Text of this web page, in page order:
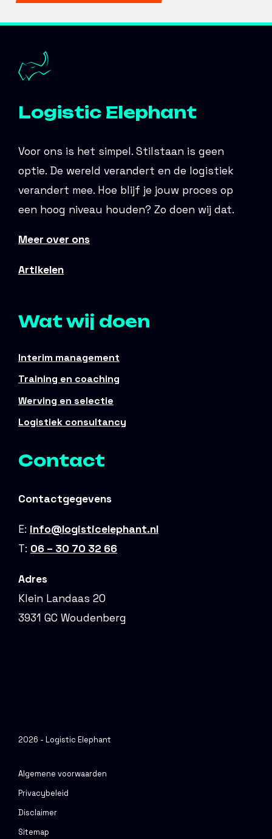
Logistic Elephant
Voor ons is het simpel. Stilstaan is geen
optie. De wereld verandert en de logistiek
verandert mee. Hoe blijf je jouw proces op
een hoog niveau houden? Zo doen wij dat.
Meer over ons
Artikelen
Wat wij doen
Interim management
Training en coaching
Werving en selectie
Logistiek consultancy
Contact
Contactgegevens
E: info@logisticelephant.nl
T: 06 – 30 70 32 66
Adres
Klein Landaas 20
3931 GC Woudenberg
2026 - Logistic Elephant
Algemene voorwaarden
Privacybeleid
Disclaimer
Sitemap